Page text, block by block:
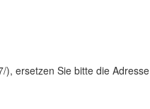
), ersetzen Sie bitte die Adresse